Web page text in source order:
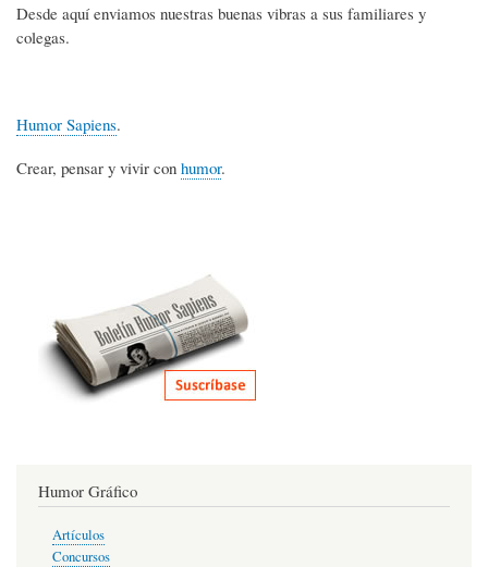
Desde aquí enviamos nuestras buenas vibras a sus familiares y
colegas.
Humor Sapiens.
Crear, pensar y vivir con humor.
Humor Gráfico
Artículos
Concursos